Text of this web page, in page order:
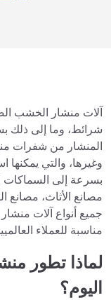
آلات منشار الخشب
شرائط، وما إلى ذلك
وغيرها، والتي
بسرعة إلى السماكات
مصانع الأثاث، مصانع
جميع أنواع آلات
مناسبة للعملاء
لماذا تطور
اليوم؟